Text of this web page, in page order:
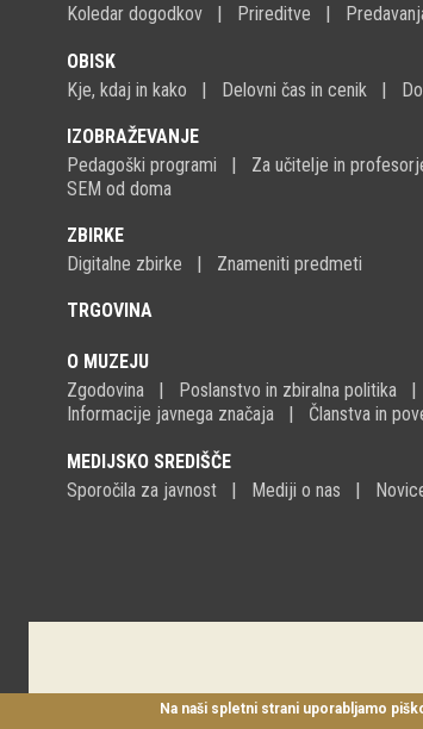
Koledar dogodkov
Prireditve
OBISK
Kje, kdaj in kako
Delovni čas in cenik
IZOBRAŽEVANJE
Pedagoški programi
Za učitelje in
SEM od doma
ZBIRKE
Digitalne zbirke
Znameniti predmeti
TRGOVINA
O MUZEJU
Zgodovina
Poslanstvo in zbiralna politika
Informacije javnega značaja
Članstva in
MEDIJSKO SREDIŠČE
Sporočila za javnost
Mediji o nas
Na naši spletni strani uporabljamo